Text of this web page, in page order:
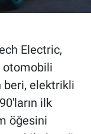
Electric,
otomobili
beri, elektrikli
ilk
öğesini